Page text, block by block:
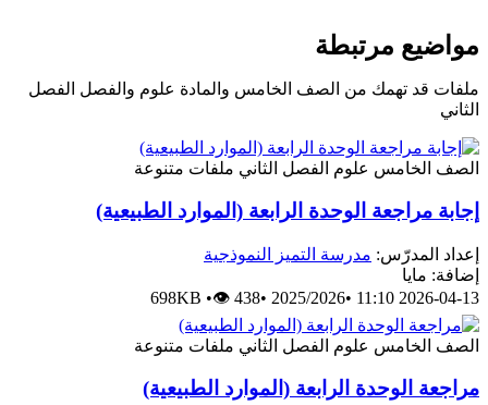
مواضيع مرتبطة
ملفات قد تهمك من الصف الخامس والمادة علوم والفصل الفصل
الثاني
الصف الخامس علوم الفصل الثاني ملفات متنوعة
إجابة مراجعة الوحدة الرابعة (الموارد الطبيعية)
إعداد المدرّس: مدرسة التميز النموذجية
إضافة: مايا
2026-04-13 11:10
•
2025/2026
•
698KB •👁 438
الصف الخامس علوم الفصل الثاني ملفات متنوعة
مراجعة الوحدة الرابعة (الموارد الطبيعية)